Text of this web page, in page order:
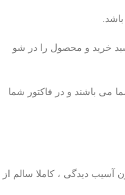
خرید و محصول را در شو
می باشند و در فاکتور شما
دیدگی ، کاملا سالم از